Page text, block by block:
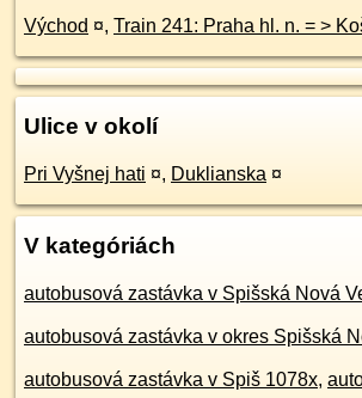
Východ ¤, Train 241:
Ulice v okolí
Pri Vyšnej hati ¤, Duklianska ¤
V kategóriách
autobusová zastávka v Spišská Nová
autobusová zastávka v okres Spišská
autobusová zastávka v Spiš 1078x,